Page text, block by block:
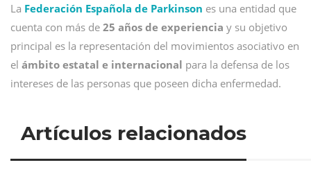
La Federación Española de Parkinson es una entidad que
cuenta con más de 25 años de experiencia y su objetivo
principal es la representación del movimientos asociativo en
el ámbito estatal e internacional para la defensa de los
intereses de las personas que poseen dicha enfermedad.
Artículos relacionados